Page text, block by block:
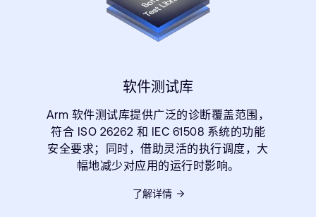
软件测试库
Arm 软件测试库提供广泛的诊断覆盖范围，
符合 ISO 26262 和 IEC 61508 系统的功能
安全要求；同时，借助灵活的执行调度，大
幅地减少对应用的运行时影响。
了解详情